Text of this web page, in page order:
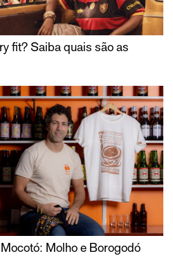
fit? Saiba quais são as
Molho e Borogodó